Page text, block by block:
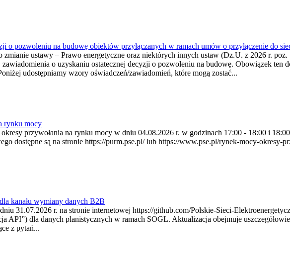
o pozwoleniu na budowę obiektów przyłączanych w ramach umów o przyłączenie do
zmianie ustawy – Prawo energetyczne oraz niektórych innych ustaw (Dz.U. z 2026 r.
zawiadomienia o uzyskaniu ostatecznej decyzji o pozwoleniu na budowę. Obowiązek ten
udostępniamy wzory oświadczeń/zawiadomień, które mogą zostać...
rynku mocy
okresy przywołania na rynku mocy w dniu 04.08.2026 r. w godzinach 17:00 - 18:00 i
dostępne są na stronie https://purm.pse.pl/ lub https://www.pse.pl/rynek-mocy-okresy-
kanału wymiany danych B2B
31.07.2026 r. na stronie internetowej https://github.com/Polskie-Sieci-
API”) dla danych planistycznych w ramach SOGL. Aktualizacja obejmuje
z pytań...